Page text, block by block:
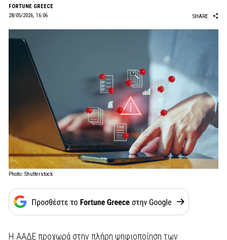
FORTUNE GREECE
28/05/2026, 16:06
SHARE
Photo: Shutterstock
Η ΑΑΔΕ προχωρά στην πλήρη ψηφιοποίηση των